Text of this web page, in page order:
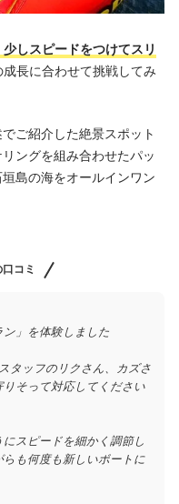
しスピードをつけてスリ
成長に合わせて挑戦してみ
ご紹介した絶景スポット
ングを組み合わせたパッ
島の海をオールインワン
コミ
ン」を体験しました
タッフのリクさん、カズさ
そって対応してください
スピードを細かく調節し
も何度も新しいボートに